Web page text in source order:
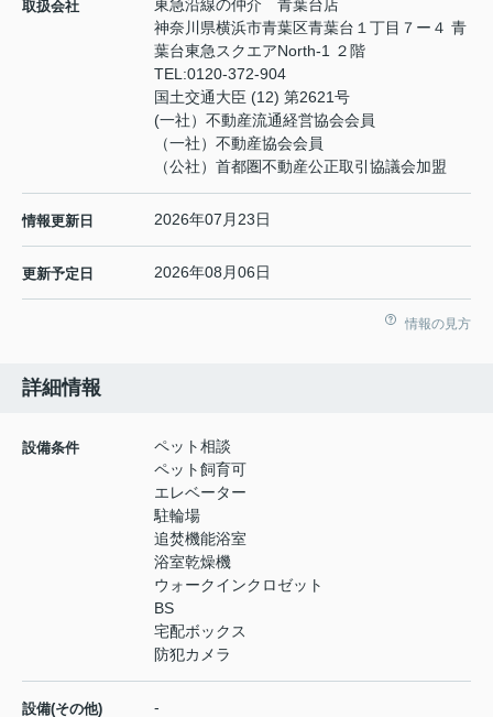
取扱会社
東急沿線の仲介 青葉台店
神奈川県横浜市青葉区青葉台１丁目７ー４ 青
葉台東急スクエアNorth-1 ２階
TEL:0120-372-904
国土交通大臣 (12) 第2621号
(一社）不動産流通経営協会会員
（一社）不動産協会会員
（公社）首都圏不動産公正取引協議会加盟
情報更新日 2026年07月23日
更新予定日 2026年08月06日
情報の見方
詳細情報
設備条件
ペット相談
ペット飼育可
エレベーター
駐輪場
追焚機能浴室
浴室乾燥機
ウォークインクロゼット
BS
宅配ボックス
防犯カメラ
設備(その他) -